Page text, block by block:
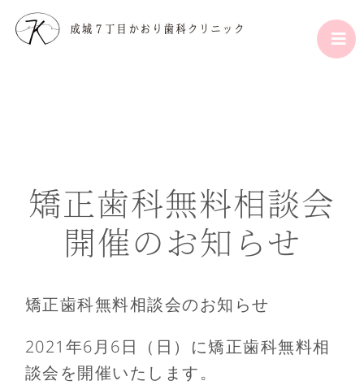
矯正歯科無料相談会
開催のお知らせ
矯正歯科無料相談会のお知らせ
2021年6月6日（日）に矯正歯科無料相
談会を開催いたします。